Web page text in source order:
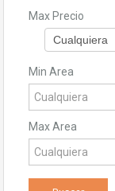
Max Precio
Min Area
Max Area